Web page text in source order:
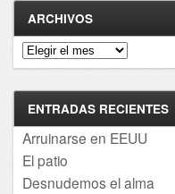
ARCHIVOS
Archivos
ENTRADAS RECIENTES
Arruinarse en EEUU
El patio
Desnudemos el alma